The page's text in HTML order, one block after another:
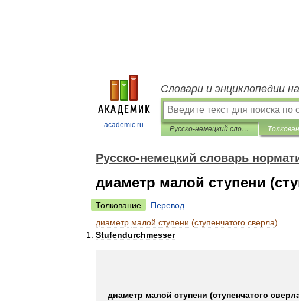
academic.ru
Словари и энциклопедии
Русско-немецкий словарь нормативно-технической терминологии
Русско-немецкий словарь
диаметр малой ступени
Толкование
Перевод
диаметр малой ступени (ступенчатого сверла)
Stufendurchmesser
диаметр малой ступени (ступенчатого